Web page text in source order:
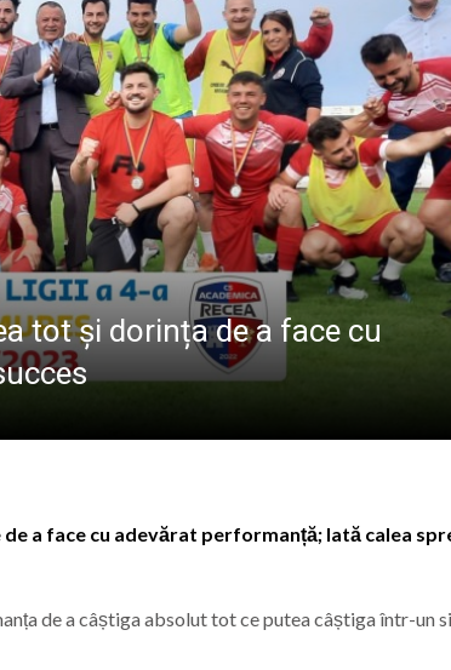
VIII-a ediție a evenimentului „Fiii Satului –
„Aici se păstrează cu sfințenie portul,
Fărcaș a trecut la cele veșnice
Românii i-au întrecut pe americani la
MARMAȚIEI
tot și dorința de a face cu
a face cu adevărat performanță; Iată calea
de a câștiga absolut tot ce putea câștiga într-un